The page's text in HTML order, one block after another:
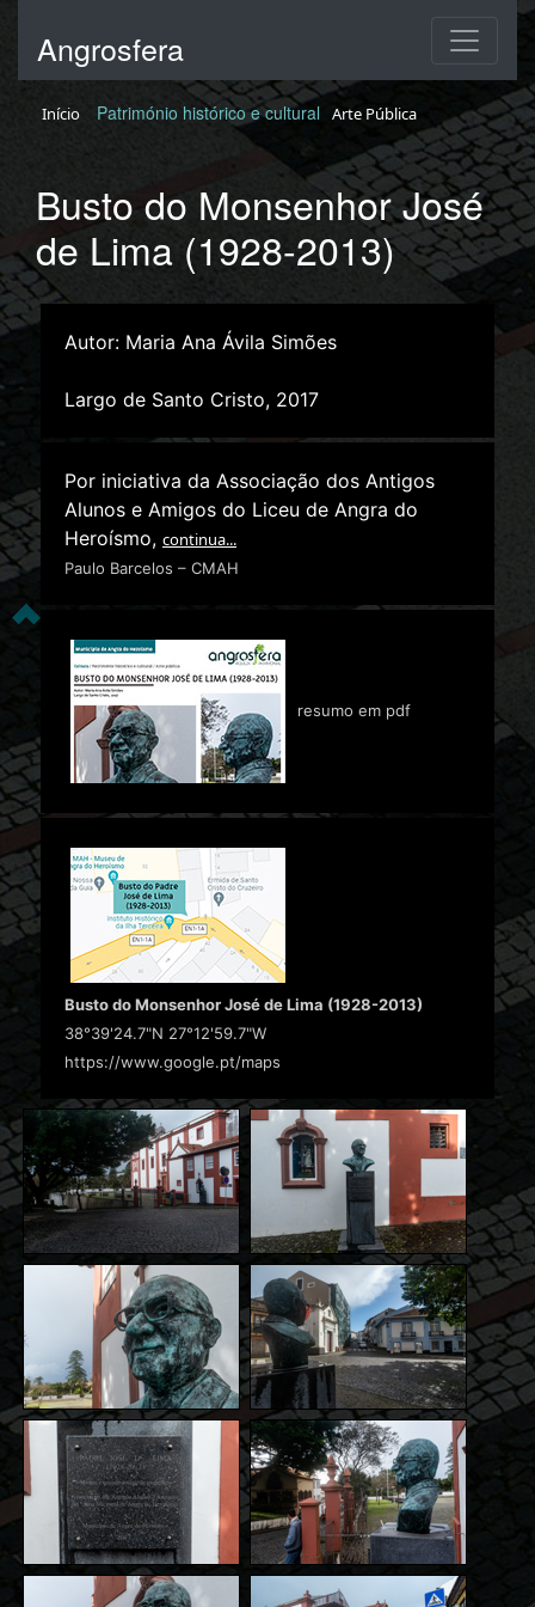
Angrosfera
Início Património histórico e cultural Arte Pública
Busto do Monsenhor José
de Lima (1928-2013)
Autor: Maria Ana Ávila Simões
Largo de Santo Cristo, 2017
Por iniciativa da Associação dos Antigos
Alunos e Amigos do Liceu de Angra do
Heroísmo, continua...
Paulo Barcelos – CMAH
resumo em pdf
Busto do Monsenhor José de Lima (1928-2013)
38°39'24.7"N 27°12'59.7"W
https://www.google.pt/maps